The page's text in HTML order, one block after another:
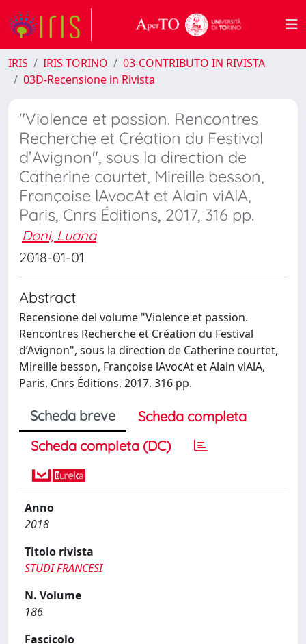
IRIS IRIS TORINO
03-CONTRIBUTO IN RIVISTA
03D-Recensione in Rivista
"Violence et passion. Rencontres
Recherche et Création du Festival
d’Avignon", sous la direction de
Catherine courtet, Mireille besson,
Françoise lAvocAt et Alain viAlA,
Paris, Cnrs Éditions, 2017, 316 pp.
Doni, Luana
2018-01-01
Abstract
Recensione del volume "Violence et passion.
Rencontres Recherche et Création du Festival
d’Avignon", sous la direction de Catherine courtet,
Mireille besson, Françoise lAvocAt et Alain viAlA,
Paris, Cnrs Éditions, 2017, 316 pp.
Scheda breve
Scheda completa
Scheda completa (DC)
Anno
2018
Titolo rivista
STUDI FRANCESI
N. Volume
186
Fascicolo